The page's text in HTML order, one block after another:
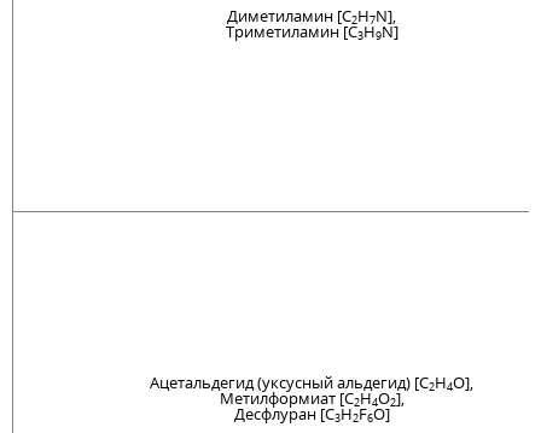
Диметиламин [C2H7N],
Триметиламин [C3H9N]
Ацетальдегид (уксусный альдегид) [C2H4O],
Метилформиат [C2H4O2],
Десфлуран [C3H2F6O]